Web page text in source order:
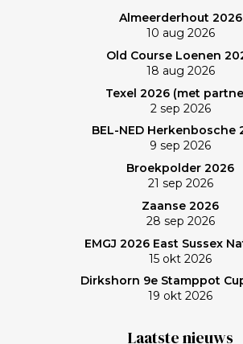
Almeerderhout 2026
10 aug 2026
Old Course Loenen
18 aug 2026
Texel 2026 (met
2 sep 2026
BEL-NED Herkenbosche
9 sep 2026
Broekpolder 2026
21 sep 2026
Zaanse 2026
28 sep 2026
EMGJ 2026 East Sussex
15 okt 2026
Dirkshorn 9e Stamppot
19 okt 2026
Laatste nieuws